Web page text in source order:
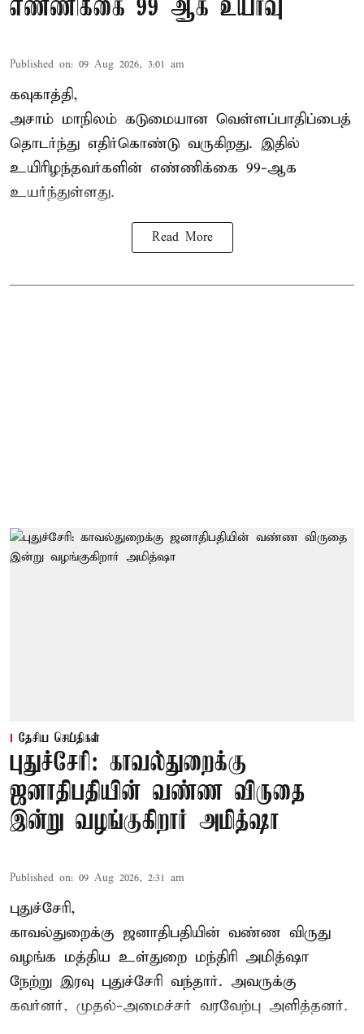
எண்ணிக்கை 99 ஆக உயர்வு
Published on: 09 Aug 2026, 3:01 am
கவுகாத்தி,
அசாம் மாநிலம் கடுமையான வெள்ளப்பாதிப்பைத்
தொடர்ந்து எதிர்கொண்டு வருகிறது. இதில்
உயிரிழந்தவர்களின் எண்ணிக்கை 99-ஆக
உயர்ந்துள்ளது.
Read More
தேசிய செய்திகள்
புதுச்சேரி: காவல்துறைக்கு
ஜனாதிபதியின் வண்ண விருதை
இன்று வழங்குகிறார் அமித்ஷா
Published on: 09 Aug 2026, 2:31 am
புதுச்சேரி,
காவல்துறைக்கு ஜனாதிபதியின் வண்ண விருது
வழங்க மத்திய உள்துறை மந்திரி அமித்ஷா
நேற்று இரவு புதுச்சேரி வந்தார். அவருக்கு
கவர்னர், முதல்-அமைச்சர் வரவேற்பு அளித்தனர்.